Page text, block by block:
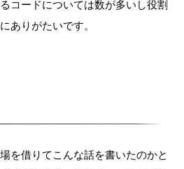
コードについては数が多いし役割
ありがたいです。
を借りてこんな話を書いたのかと